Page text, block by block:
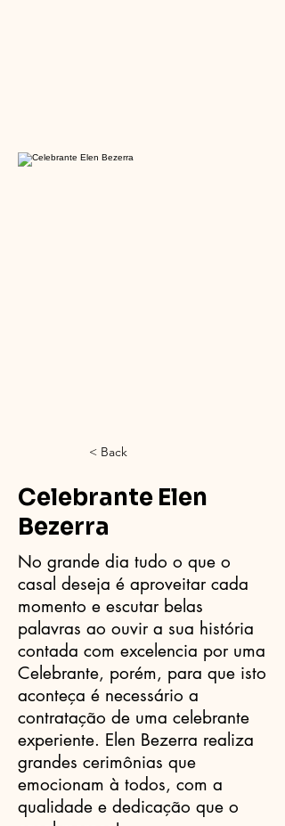
< Back
Celebrante Elen
Bezerra
No grande dia tudo o que o
casal deseja é aproveitar cada
momento e escutar belas
palavras ao ouvir a sua história
contada com excelencia por uma
Celebrante, porém, para que isto
aconteça é necessário a
contratação de uma celebrante
experiente. Elen Bezerra realiza
grandes cerimônias que
emocionam à todos, com a
qualidade e dedicação que o